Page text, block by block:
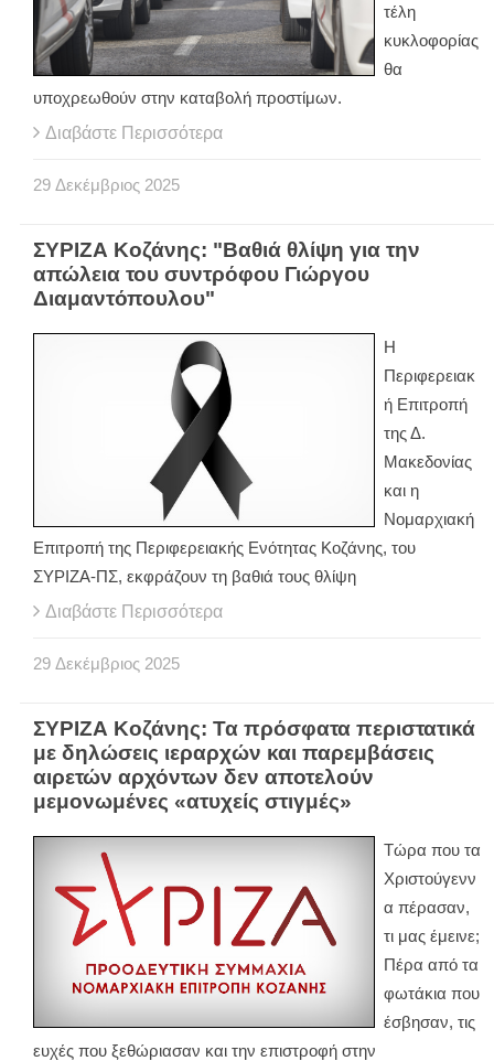
τέλη
κυκλοφορίας
θα
υποχρεωθούν στην καταβολή προστίμων.
Διαβάστε Περισσότερα
29 Δεκέμβριος 2025
ΣΥΡΙΖΑ Κοζάνης: "Βαθιά θλίψη για την
απώλεια του συντρόφου Γιώργου
Διαμαντόπουλου"
Η
Περιφερειακ
ή Επιτροπή
της Δ.
Μακεδονίας
και η
Νομαρχιακή
Επιτροπή της Περιφερειακής Ενότητας Κοζάνης, του
ΣΥΡΙΖΑ-ΠΣ, εκφράζουν τη βαθιά τους θλίψη
Διαβάστε Περισσότερα
29 Δεκέμβριος 2025
ΣΥΡΙΖΑ Κοζάνης: Τα πρόσφατα περιστατικά
με δηλώσεις ιεραρχών και παρεμβάσεις
αιρετών αρχόντων δεν αποτελούν
μεμονωμένες «ατυχείς στιγμές»
Τώρα που τα
Χριστούγενν
α πέρασαν,
τι μας έμεινε;
Πέρα από τα
φωτάκια που
έσβησαν, τις
ευχές που ξεθώριασαν και την επιστροφή στην